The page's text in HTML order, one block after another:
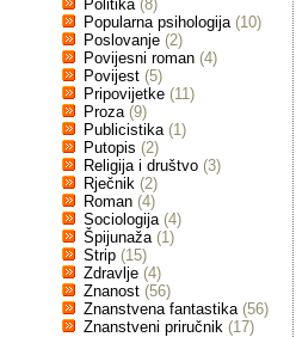
Politika (8)
Popularna psihologija (10)
Poslovanje (2)
Povijesni roman (4)
Povijest (5)
Pripovijetke (11)
Proza (9)
Publicistika (1)
Putopis (2)
Religija i društvo (3)
Rječnik (2)
Roman (4)
Sociologija (4)
Špijunaža (1)
Strip (15)
Zdravlje (4)
Znanost (56)
Znanstvena fantastika (56)
Znanstveni priručnik (17)